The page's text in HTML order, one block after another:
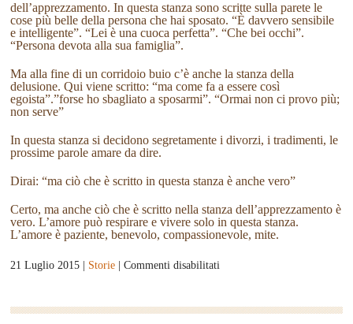
dell’apprezzamento. In questa stanza sono scritte sulla parete le
cose più belle della persona che hai sposato. “È davvero sensibile
e intelligente”. “Lei è una cuoca perfetta”. “Che bei occhi”.
“Persona devota alla sua famiglia”.
Ma alla fine di un corridoio buio c’è anche la stanza della
delusione. Qui viene scritto: “ma come fa a essere così
egoista”.”forse ho sbagliato a sposarmi”. “Ormai non ci provo più;
non serve”
In questa stanza si decidono segretamente i divorzi, i tradimenti, le
prossime parole amare da dire.
Dirai: “ma ciò che è scritto in questa stanza è anche vero”
Certo, ma anche ciò che è scritto nella stanza dell’apprezzamento è
vero. L’amore può respirare e vivere solo in questa stanza.
L’amore è paziente, benevolo, compassionevole, mite.
21 Luglio 2015 | Storie |Commenti disabilitati
libro: